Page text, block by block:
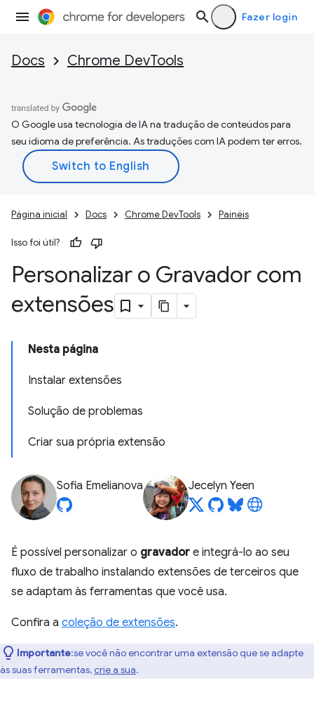
Fazer login
Docs Chrome DevTools
O Google usa tecnologia de IA na tradução de conteúdos para
seu idioma de preferência. As traduções com IA podem ter erros.
Página inicial Docs Chrome DevTools Painéis
Isso foi útil?
Personalizar o Gravador com
extensões
Nesta página
Instalar extensões
Solução de problemas
Criar sua própria extensão
Sofia Emelianova Jecelyn Yeen
É possível personalizar o gravador e integrá-lo ao seu
fluxo de trabalho instalando extensões de terceiros que
se adaptam às ferramentas que você usa.
Confira a coleção de extensões.
Importante:se você não encontrar uma extensão que se adapte
às suas ferramentas,crie a sua.